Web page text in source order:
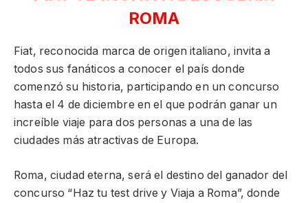
ROMA
Fiat, reconocida marca de origen italiano, invita a
todos sus fanáticos a conocer el país donde
comenzó su historia, participando en un concurso
hasta el 4 de diciembre en el que podrán ganar un
increíble viaje para dos personas a una de las
ciudades más atractivas de Europa.
Roma, ciudad eterna, será el destino del ganador del
concurso “Haz tu test drive y Viaja a Roma”, donde